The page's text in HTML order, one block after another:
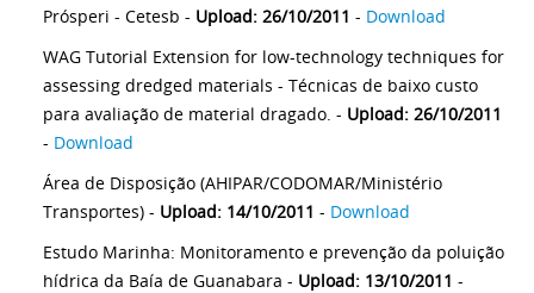
Prósperi - Cetesb - Upload: 26/10/2011 - Download
WAG Tutorial Extension for low-technology techniques for
assessing dredged materials - Técnicas de baixo custo
para avaliação de material dragado. - Upload: 26/10/2011
- Download
Área de Disposição (AHIPAR/CODOMAR/Ministério
Transportes) - Upload: 14/10/2011 - Download
Estudo Marinha: Monitoramento e prevenção da poluição
hídrica da Baía de Guanabara - Upload: 13/10/2011 -